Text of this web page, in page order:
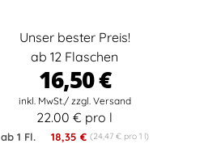
Unser bester Preis!
ab 12 Flaschen
16,50 €
22.00 € pro l
ab 1 Fl. 18,35 € (24,47 € pro 1 l)